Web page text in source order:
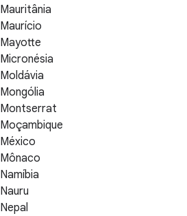
Mauritânia
Maurício
Mayotte
Micronésia
Moldávia
Mongólia
Montserrat
Moçambique
México
Mônaco
Namíbia
Nauru
Nepal